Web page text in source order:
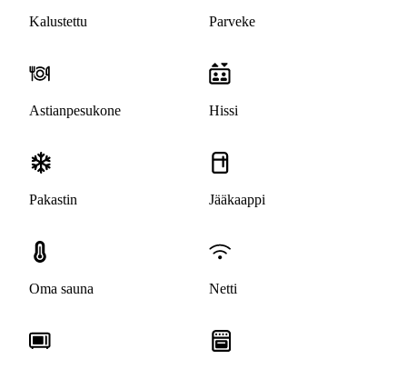
Kalustettu Parveke
Astianpesukone Hissi
Pakastin Jääkaappi
Oma sauna Netti